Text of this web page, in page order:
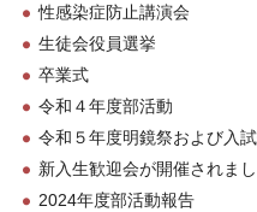
性感染症防止講演会
生徒会役員選挙
卒業式
令和４年度部活動
令和５年度明鏡祭および入
新入生歓迎会が開催されまし
2024年度部活動報告